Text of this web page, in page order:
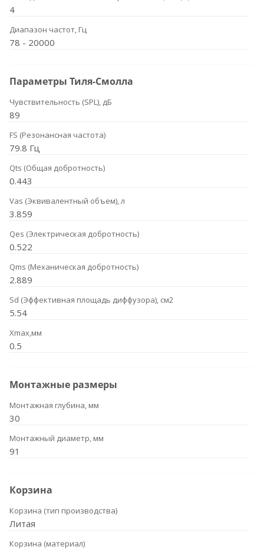
4
Диапазон частот, Гц
78 - 20000
Параметры Тиля-Смолла
Чувствительность (SPL), дБ
89
FS (Резонансная частота)
79.8 Гц
Qts (Общая добротность)
0.443
Vas (Эквивалентный объем), л
3.859
Qes (Электрическая добротность)
0.522
Qms (Механическая добротность)
2.889
Sd (Эффективная площадь диффузора), см2
5.54
Xmax,мм
0.5
Монтажные размеры
Монтажная глубина, мм
30
Монтажный диаметр, мм
91
Корзина
Корзина (тип производства)
Литая
Корзина (материал)